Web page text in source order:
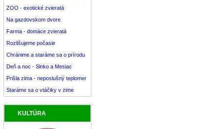
ZOO - exotické zvieratá
Na gazdovskom dvore
Farma - domáce zvieratá
Rozlišujeme počasie
Chránime a staráme sa o prírodu
Deň a noc - Slnko a Mesiac
Prišla zima - neposlušný teplomer
Staráme sa o vtáčiky v zime
KULTÚRA